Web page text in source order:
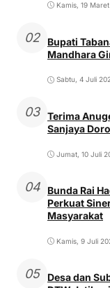
Kamis, 19
02
Bupati
Mandhara
Sabtu, 4 Juli
03
Terima
Sanjaya
Jumat, 10 Juli
04
Bunda Rai
Perkuat
Masyarakat
Kamis, 9 Juli
05
Desa dan